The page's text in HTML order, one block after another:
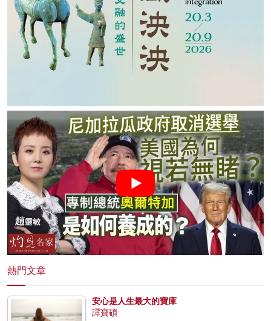
熱門文章
安心是人生最大的寶庫
譚寶碩